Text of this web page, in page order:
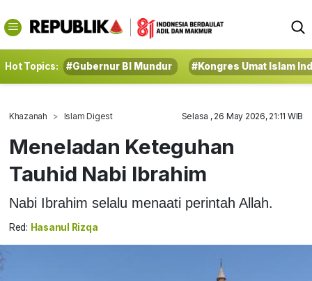
Hot Topics: #Gubernur BI Mundur #Kongres Umat Islam
Khazanah Islam Digest Selasa , 26 May 2026, 21:11 WIB
Meneladan Keteguhan
Tauhid Nabi Ibrahim
Nabi Ibrahim selalu menaati perintah Allah.
Red: Hasanul Rizqa